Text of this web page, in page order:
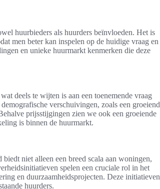
huurbieders als huurders beïnvloeden. Het is
men beter kan inspelen op de huidige vraag en
en unieke huurmarkt kenmerken die deze
deels te wijten is aan een toenemende vraag
verschuivingen, zoals een groeiend
prijsstijgingen zien we ook een groeiende
is binnen de huurmarkt.
niet alleen een breed scala aan woningen,
spelen een cruciale rol in het
en duurzaamheidsprojecten. Deze initiatieven
huurders.